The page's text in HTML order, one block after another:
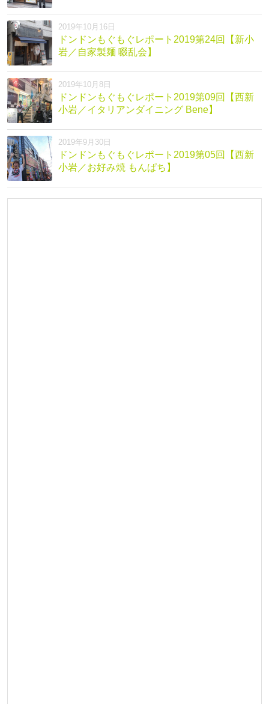
2019年10月16日
ドンドンもぐもぐレポート2019第24回【新小
岩／自家製麺 啜乱会】
2019年10月8日
ドンドンもぐもぐレポート2019第09回【西新
小岩／イタリアンダイニング Bene】
2019年9月30日
ドンドンもぐもぐレポート2019第05回【西新
小岩／お好み焼 もんぱち】